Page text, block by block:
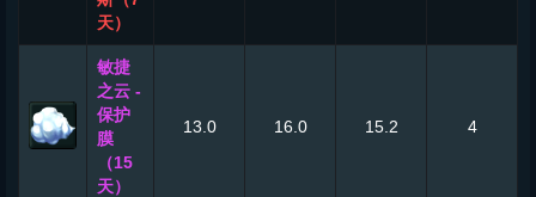
天）
敏捷
之云 -
保护
膜
（15
天）
13.0 16.0 15.2 4